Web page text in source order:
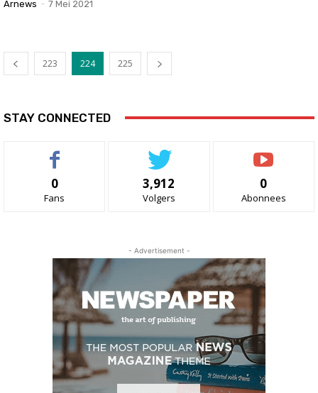
Arnews - 7 Mei 2021
223 224 225
STAY CONNECTED
0
Fans
3,912
Volgers
0
Abonnees
- Advertisement -